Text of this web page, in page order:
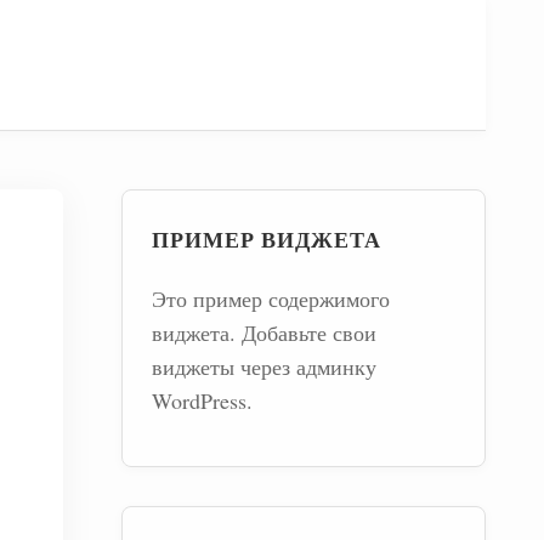
ПРИМЕР ВИДЖЕТА
Это пример содержимого
виджета. Добавьте свои
виджеты через админку
WordPress.